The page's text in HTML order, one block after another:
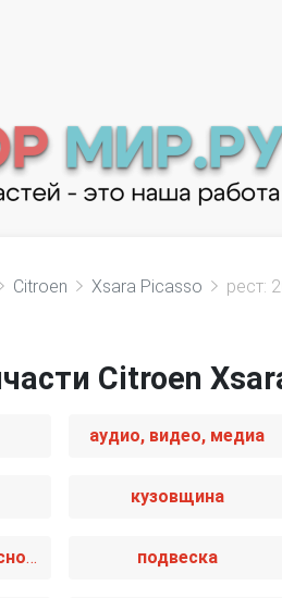
Citroen Xsara Picasso рест:
Citroen
аудио, видео, медиа
кузовщина
пассивная безопасность подвеска